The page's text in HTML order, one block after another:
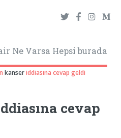
Ne Varsa Hepsi burada
kanseriddiasına cevap geldi
cevap